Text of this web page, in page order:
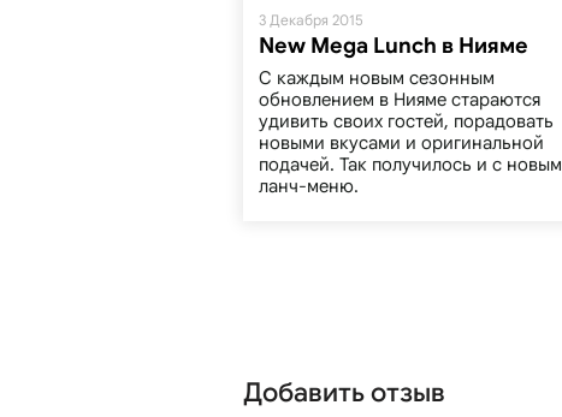
3 Декабря 2015
New Mega Lunch в Нияме
С каждым новым сезонным
обновлением в Нияме стараются
удивить своих гостей, порадовать
новыми вкусами и оригинальной
подачей. Так получилось и с новым
ланч-меню.
Добавить отзыв